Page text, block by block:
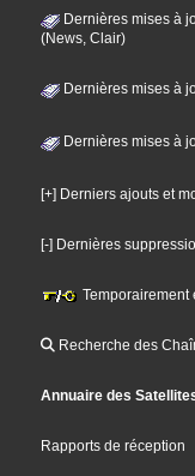
Dernières mises à
(News, Clair)
Dernières mises à
Dernières mises à
[+] Derniers ajouts et
[-] Dernières
Temporairement
Recherche des
Annuaire des
Rapports de réception